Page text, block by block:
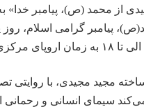
از محمد (ص)، پیامبر خدا»
مجید مجیدی، با روایتی
می‌کند سیمای انسانی و